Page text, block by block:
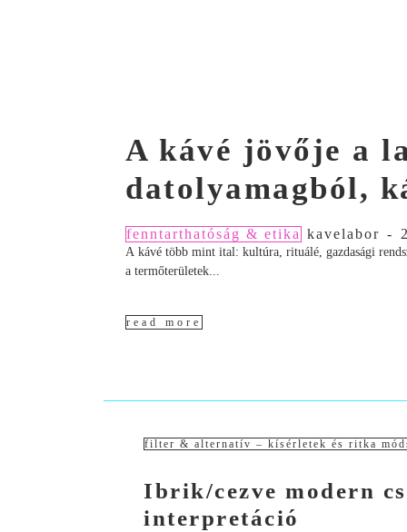
A kávé jövője a
datolyamagból,
fenntarthatóság & etika kavelabor -
A kávé több mint ital: kultúra, rituálé, gazdasági
a termőterületek...
read more
filter & alternatív – kísérletek és ritka
Ibrik/cezve modern
interpretáció